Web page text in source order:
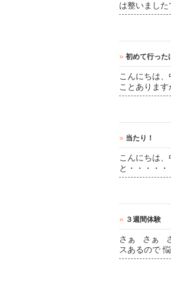
は整いまし
初めて行った
こんにちは
ことありま
当たり！
こんにちは
と・・・・
３週間体験
さぁ さぁ さ
スあるので